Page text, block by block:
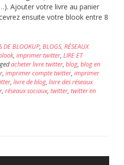
Ajouter votre livre au panier
ensuite votre blook entre 8
DE BLOOKUP, BLOGS, RÉSEAUX
, imprimer twitter, LIRE ET
acheter livre twitter, blog, blog en
, imprimer compte twitter, imprimer
, livre de blog, livre des réseaux
, réseaux sociaux, twitter, twitter en